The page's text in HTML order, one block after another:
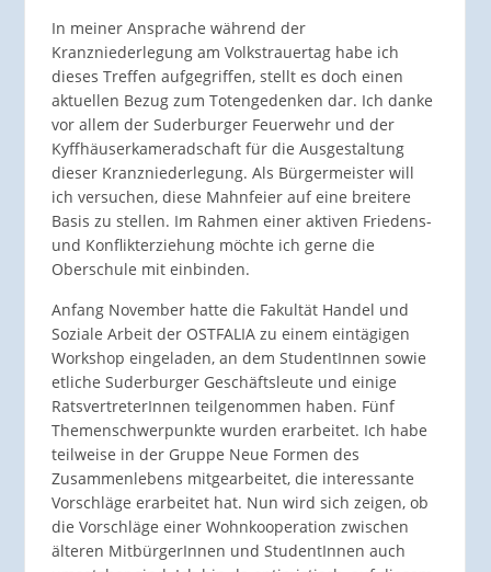
In meiner Ansprache während der
Kranzniederlegung am Volkstrauertag habe ich
dieses Treffen aufgegriffen, stellt es doch einen
aktuellen Bezug zum Totengedenken dar. Ich danke
vor allem der Suderburger Feuerwehr und der
Kyffhäuserkameradschaft für die Ausgestaltung
dieser Kranzniederlegung. Als Bürgermeister will
ich versuchen, diese Mahnfeier auf eine breitere
Basis zu stellen. Im Rahmen einer aktiven Friedens-
und Konflikterziehung möchte ich gerne die
Oberschule mit einbinden.
Anfang November hatte die Fakultät Handel und
Soziale Arbeit der OSTFALIA zu einem eintägigen
Workshop eingeladen, an dem StudentInnen sowie
etliche Suderburger Geschäftsleute und einige
RatsvertreterInnen teilgenommen haben. Fünf
Themenschwerpunkte wurden erarbeitet. Ich habe
teilweise in der Gruppe Neue Formen des
Zusammenlebens mitgearbeitet, die interessante
Vorschläge erarbeitet hat. Nun wird sich zeigen, ob
die Vorschläge einer Wohnkooperation zwischen
älteren MitbürgerInnen und StudentInnen auch